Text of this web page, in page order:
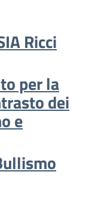
Ricci
per la
dei
e